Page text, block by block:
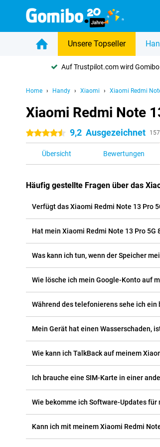
Unsere Topseller
Auf Trustpilot.com wird
Home Handy Xiaomi Xiaomi Redmi
Xiaomi Redmi Note
4.5 Sterne 9,2 Ausgezeichnet
Übersicht Bewertungen
Häufig gestellte Fragen über das
Verfügt das Xiaomi Redmi Note 13 Pro
Hat mein Xiaomi Redmi Note 13 Pro 5G
Was kann ich tun, wenn der Speicher
Wie lösche ich mein Google-Konto auf
Während des telefonierens sehe ich ein
Mein Gerät hat einen Wasserschaden,
Wie kann ich TalkBack auf meinem
Ich brauche eine SIM-Karte in einer
Wie bekomme ich Software-Updates für
Kann ich mit meinem Xiaomi Redmi